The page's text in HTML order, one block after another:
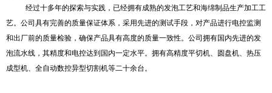
经过十多年的探索与实践，已经拥有成熟的发泡工艺和海绵制品生产加工工
艺。公司具有完善的质量保证体系，采用先进的测试手段，对产品进行电控监测
和出厂前的质量检验，确保产品具有高度的质量一致性。公司拥有国内先进的发
泡流水线，其精度和电控达到国内一定水平。拥有高精度平切机、圆盘机、热压
成型机、全自动数控异型切割机等二十余台。